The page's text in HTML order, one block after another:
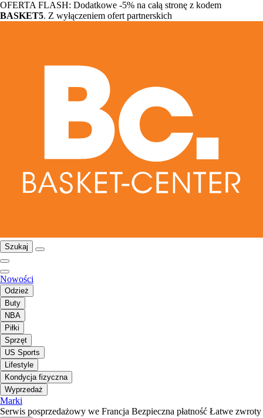
OFERTA FLASH: Dodatkowe -5% na całą stronę z kodem
BASKET5. Z wyłączeniem ofert partnerskich
Szukaj
Nowości
Odzież
Buty
NBA
Piłki
Sprzęt
US Sports
Lifestyle
Kondycja fizyczna
Wyprzedaż
Marki
Serwis posprzedażowy we Francja Bezpieczna płatność Łatwe zwroty